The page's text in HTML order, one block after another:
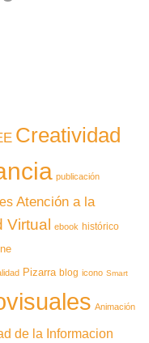
Creatividad
publicación
Atención a la
Virtual ebook histórico
Pizarra blog icono Smart
Animación
de la Informacion